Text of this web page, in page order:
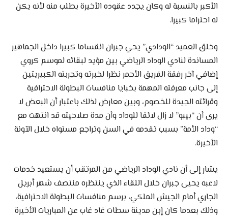
الأكبر بالنسبة له وكان يجدد عقوده الأخيرة بطلب منه لأنه يكن
له احتراما كبيرا.
وخلق العميد “الودادي” يحي جبران انقساما كبيرا داخل الجماهير
المساندة لنادي الوداد الرياضي بين مؤيد لبقائه لموسم كروي
إضافي آخر رفقة الفريق الأحمر نظرا لخبرته وتجربته الكبيريتين
إلى جانب معرفته المهمة بخبايا منافسات البطولة الاحترافية
وقرائته الجيدة للخصوم، وبين معارض لذلك باعتبار أن البعض لا
يرى أن “بيبو” لا زال لائقا للوداد وأن مدة صلاحيته قد انتهت مع
“وداد الأمة” بسبب تقدمه في السن وتراجع مستواه خلال الآونة
الأخيرة.
يشار إلى أن نادي الوداد الرياضي من المرتقب أن يستعيد خدمات
لاعبه يحيى جبران خلال اللقاء الذي ينتظره منتصف شهر أبريل
الجاري أمام الجيش الملكي، برسم منافسات البطولة الاحترافية،
وذلك بعدما كان إبن مدينة سطات غاد غاب عن المباريات الأخيرة